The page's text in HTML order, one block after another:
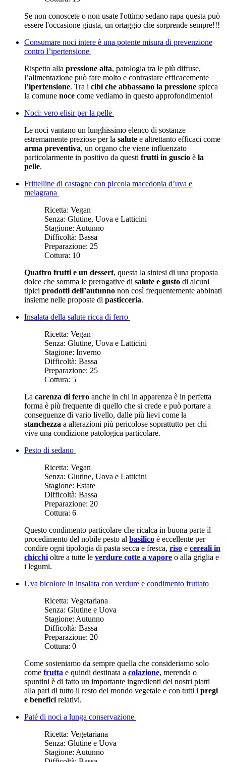
Se non conoscete o non usate l'ottimo sedano rapa questa può
essere l'occasione giusta, un ortaggio che sorprende sempre!!!
Consumare noci intere è una potente misura di prevenzione
contro l’ipertensione
Rispetto alla pressione alta, patologia tra le più diffuse,
l’alimentazione può fare molto e contrastare efficacemente
l’ipertensione. Tra i cibi che abbassano la pressione spicca
la comune noce come vediamo in questo approfondimento!
Noci: vero elisir per la pelle
Le noci vantano un lunghissimo elenco di sostanze
estremamente preziose per la salute e altrettanto efficaci come
arma preventiva, un organo che viene influenzato
particolarmente in positivo da questi frutti in guscio è la
pelle.
Frittelline di castagne con piccola macedonia d’uva e
melagrana
Ricetta: Vegan
Senza: Glutine, Uova e Latticini
Stagione: Autunno
Difficoltà: Bassa
Preparazione: 25
Cottura: 10
Quattro frutti e un dessert, questa la sintesi di una proposta
dolce che somma le prerogative di salute e gusto di alcuni
tipici prodotti dell’autunno non così frequentemente abbinati
insieme nelle proposte di pasticceria.
Insalata della salute ricca di ferro
Ricetta: Vegan
Senza: Glutine, Uova e Latticini
Stagione: Inverno
Difficoltà: Bassa
Preparazione: 25
Cottura: 5
La carenza di ferro anche in chi in apparenza è in perfetta
forma è più frequente di quello che si crede e può portare a
conseguenze di vario livello, dalle più lievi come la
stanchezza a alterazioni più pericolose soprattutto per chi
vive una condizione patologica particolare.
Pesto di sedano
Ricetta: Vegan
Senza: Glutine, Uova e Latticini
Stagione: Estate
Difficoltà: Bassa
Preparazione: 20
Cottura: 6
Questo condimento particolare che ricalca in buona parte il
procedimento del nobile pesto al basilico è eccellente per
condire ogni tipologia di pasta secca e fresca, riso e cereali in
chicchi oltre a tutte le verdure cotte a vapore o alla griglia e
i legumi.
Uva bicolore in insalata con verdure e condimento fruttato
Ricetta: Vegetariana
Senza: Glutine e Uova
Stagione: Autunno
Difficoltà: Bassa
Preparazione: 20
Cottura: 0
Come sosteniamo da sempre quella che consideriamo solo
come frutta e quindi destinata a colazione, merenda o
spuntini è di fatto un importante ingredienti dei nostri piatti
alla pari di tutto il resto del mondo vegetale e con tutti i pregi
e benefici relativi.
Paté di noci a lunga conservazione
Ricetta: Vegetariana
Senza: Glutine e Uova
Stagione: Autunno